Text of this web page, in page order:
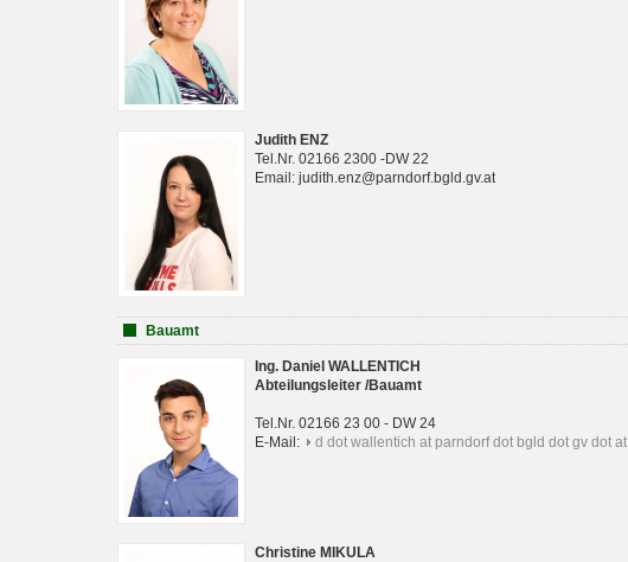
Judith ENZ
Tel.Nr. 02166 2300 -DW 22
Email: judith.enz@parndorf.bgld.gv.at
Bauamt
Ing. Daniel WALLENTICH
Abteilungsleiter /Bauamt
Tel.Nr. 02166 23 00 - DW 24
E-Mail:
d dot wallentich at parndorf dot bgld dot gv dot at
Christine MIKULA